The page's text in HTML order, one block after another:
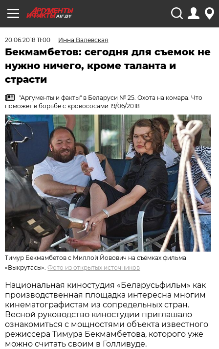
AIF.BY
20.06.2018 11:00 Инна Валевская
Бекмамбетов: сегодня для съемок не
нужно ничего, кроме таланта и
страсти
"Аргументы и факты" в Беларуси № 25. Охота на комара. Что
поможет в борьбе с кровососами 19/06/2018
Тимур Бекмамбетов с Миллой Йовович на съёмках фильма
«Выкрутасы». Фото из открытых источников
Национальная киностудия «Беларусьфильм» как
производственная площадка интересна многим
кинематографистам из сопредельных стран.
Весной руководство киностудии приглашало
ознакомиться с мощностями объекта известного
режиссера Тимура Бекмамбетова, которого уже
можно считать своим в Голливуде.